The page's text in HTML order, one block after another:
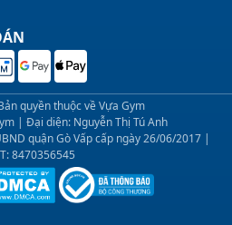
quyền thuộc về Vựa Gym
| Đại diện: Nguyễn Thị Tú Anh
quận Gò Vấp cấp ngày 26/06/2017 |
8470356545